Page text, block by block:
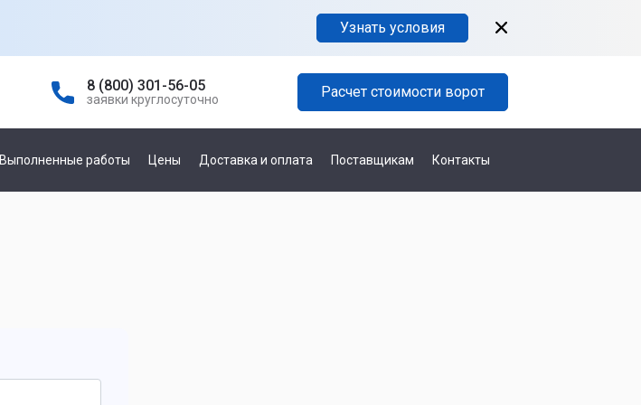
Узнать условия
8 (800) 301-56-05
заявки круглосуточно Расчет стоимости ворот
Выполненные работы Цены Доставка и оплата Поставщикам Контакты